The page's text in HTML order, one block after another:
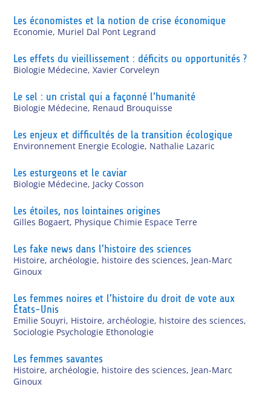
Les économistes et la notion de crise économique
Economie, Muriel Dal Pont Legrand
Les effets du vieillissement : déficits ou opportunités ?
Biologie Médecine,Xavier Corveleyn
Le sel : un cristal qui a façonné l’humanité
Biologie Médecine, Renaud Brouquisse
Les enjeux et difficultés de la transition écologique
Environnement Energie Ecologie, Nathalie Lazaric
Les esturgeons et le caviar
Biologie Médecine, Jacky Cosson
Les étoiles, nos lointaines origines
Gilles Bogaert, Physique Chimie Espace Terre
Les fake news dans l’histoire des sciences
Histoire, archéologie, histoire des sciences, Jean-Marc
Ginoux
Les femmes noires et l’histoire du droit de vote aux
États-Unis
Emilie Souyri, Histoire, archéologie, histoire des sciences,
Sociologie Psychologie Ethonologie
Les femmes savantes
Histoire, archéologie, histoire des sciences, Jean-Marc
Ginoux